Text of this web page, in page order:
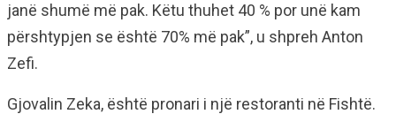
janë shumë më pak. Këtu thuhet 40 % por unë kam
përshtypjen se është 70% më pak”, u shpreh Anton
Zefi.
Gjovalin Zeka, është pronari i një restoranti në Fishtë.